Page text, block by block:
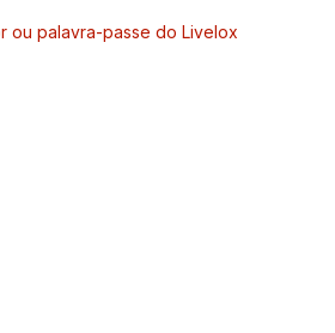
ou palavra-passe do Livelox